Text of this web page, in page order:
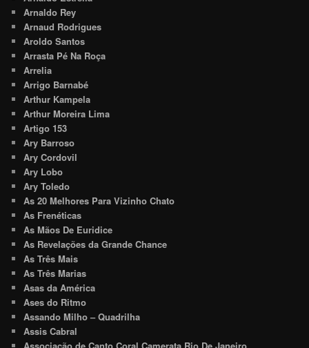
Arnaldo Rey
Arnaud Rodrigues
Aroldo Santos
Arrasta Pé Na Roça
Arrelia
Arrigo Barnabé
Arthur Kampela
Arthur Moreira Lima
Artigo 153
Ary Barroso
Ary Cordovil
Ary Lobo
Ary Toledo
As 20 Melhores Para Vizinho Chato
As Frenéticas
As Mãos De Euridice
As Revelações da Grande Chance
As Três Mais
As Três Marias
Asas da América
Ases do Ritmo
Assando Milho – Quadrilha
Assis Cabral
Associação de Canto Coral Camerata Rio De Janeiro